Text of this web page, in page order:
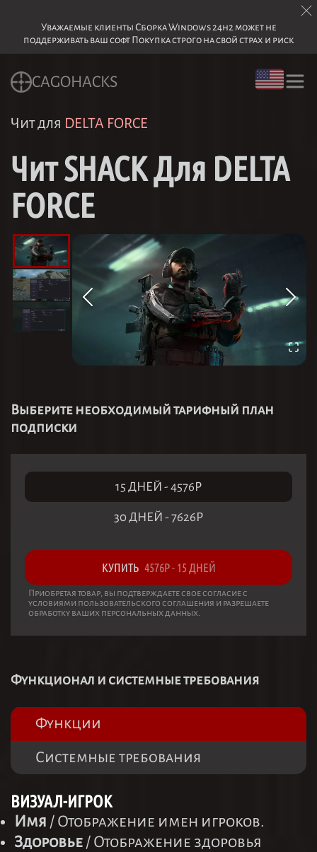
Уважаемые клиенты Сборка Windows 24h2 может не
поддерживать ваш софт Покупка строго на свой страх и риск
CAGOHACKS
Чит для DELTA FORCE
Чит SHACK Для DELTA
FORCE
Выберите необходимый тарифный план
подписки
15 ДНЕЙ -4576 Р
30 ДНЕЙ -7626 Р
КУПИТЬ 4576Р- 15 ДНЕЙ
Приобретая товар, вы подтверждаете свое согласие с
условиями пользовательского соглашения и разрешаете
обработку ваших персональных данных.
Функционал и системные требования
Функции
Системные требования
ВИЗУАЛ-ИГРОК
Имя / Отображение имен игроков.
Здоровье / Отображение здоровья